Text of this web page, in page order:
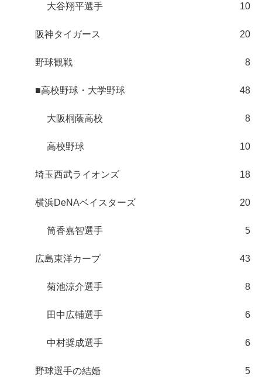
大谷翔平選手 10
阪神タイガース 20
野球観戦 8
■高校野球・大学野球 48
大阪桐蔭高校 8
高校野球 10
埼玉西武ライオンズ 18
横浜DeNAベイスターズ 20
筒香嘉智選手 5
広島東洋カープ 43
菊池涼介選手 8
田中広輔選手 6
中村奨成選手 6
野球選手の結婚 5